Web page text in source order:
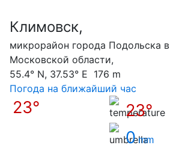
Климовск,
микрорайон города Подольска в
Московской области,
55.4° N, 37.53° E 176 m
Погода на ближайший час
23°
23°
0mm